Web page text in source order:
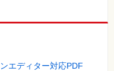
エディター対応PDF